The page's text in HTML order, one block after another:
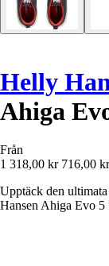
Helly
Ahiga
Från
1 318,00 kr 716,00 kr
Upptäck den
Hansen Ahiga Evo 5